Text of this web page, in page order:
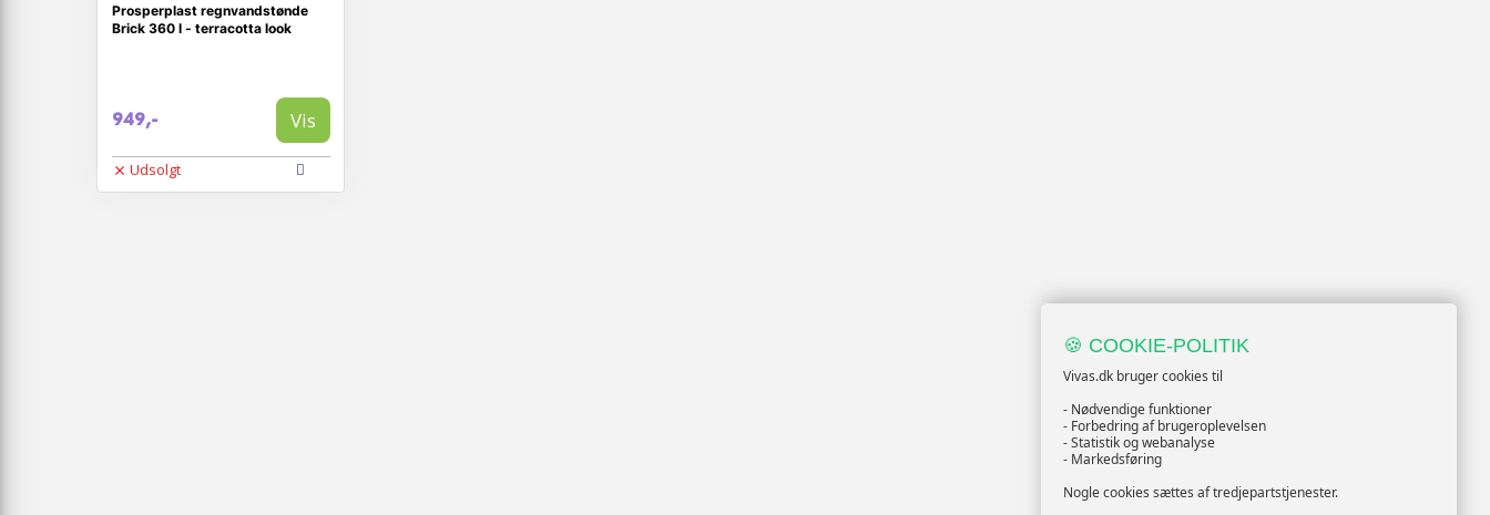
Prosperplast regnvandstønde
Brick 360 l - terracotta look
949,- Vis
Udsolgt
🍪 COOKIE-POLITIK
Vivas.dk bruger cookies til
- Nødvendige funktioner
- Forbedring af brugeroplevelsen
- Statistik og webanalyse
- Markedsføring
Nogle cookies sættes af tredjepartstjenester.